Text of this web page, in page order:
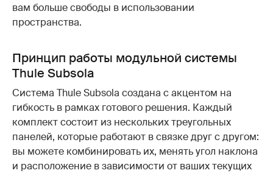
вам больше свободы в использовании
пространства.
Принцип работы модульной системы
Thule Subsola
Система Thule Subsola создана с акцентом на
гибкость в рамках готового решения. Каждый
комплект состоит из нескольких треугольных
панелей, которые работают в связке друг с другом:
вы можете комбинировать их, менять угол наклона
и расположение в зависимости от ваших текущих